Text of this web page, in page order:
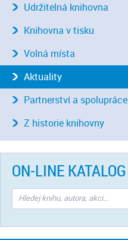
Udržitelná knihovna
Knihovna v tisku
Volná místa
Aktuality
Partnerství a spolupráce
Z historie knihovny
ON-LINE KATALOG